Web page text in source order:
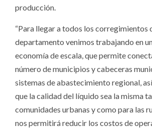
producción.
“Para llegar a todos los corregimientos
departamento venimos trabajando en
economía de escala, que permite
número de municipios y cabeceras
sistemas de abastecimiento regional,
que la calidad del líquido sea la misma
comunidades urbanas y como para las
nos permitirá reducir los costos de